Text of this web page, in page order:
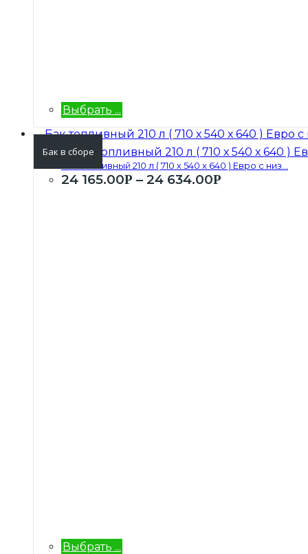
Выбрать ...
Бак в сборе
Бак топливный 210 л ( 710 х 540 х 640 ) Евро с низ...
24 165.00Р – 24 634.00Р
Выбрать ...